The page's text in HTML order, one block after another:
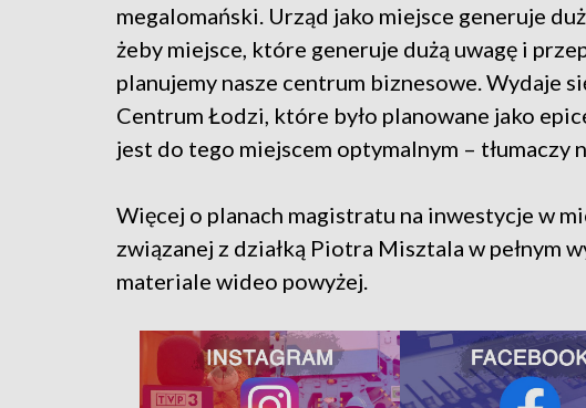
megalomański. Urząd jako miejsce generuje
żeby miejsce, które generuje dużą uwagę i
planujemy nasze centrum biznesowe. Wydaje
Centrum Łodzi, które było planowane jako
jest do tego miejscem optymalnym – tłumaczy
Więcej o planach magistratu na inwestycje w
związanej z działką Piotra Misztala w pełnym
materiale wideo powyżej.